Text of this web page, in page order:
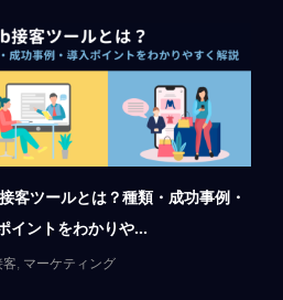
客ツールとは？種類・成功事例・
イントをわかりや...
, マーケティング